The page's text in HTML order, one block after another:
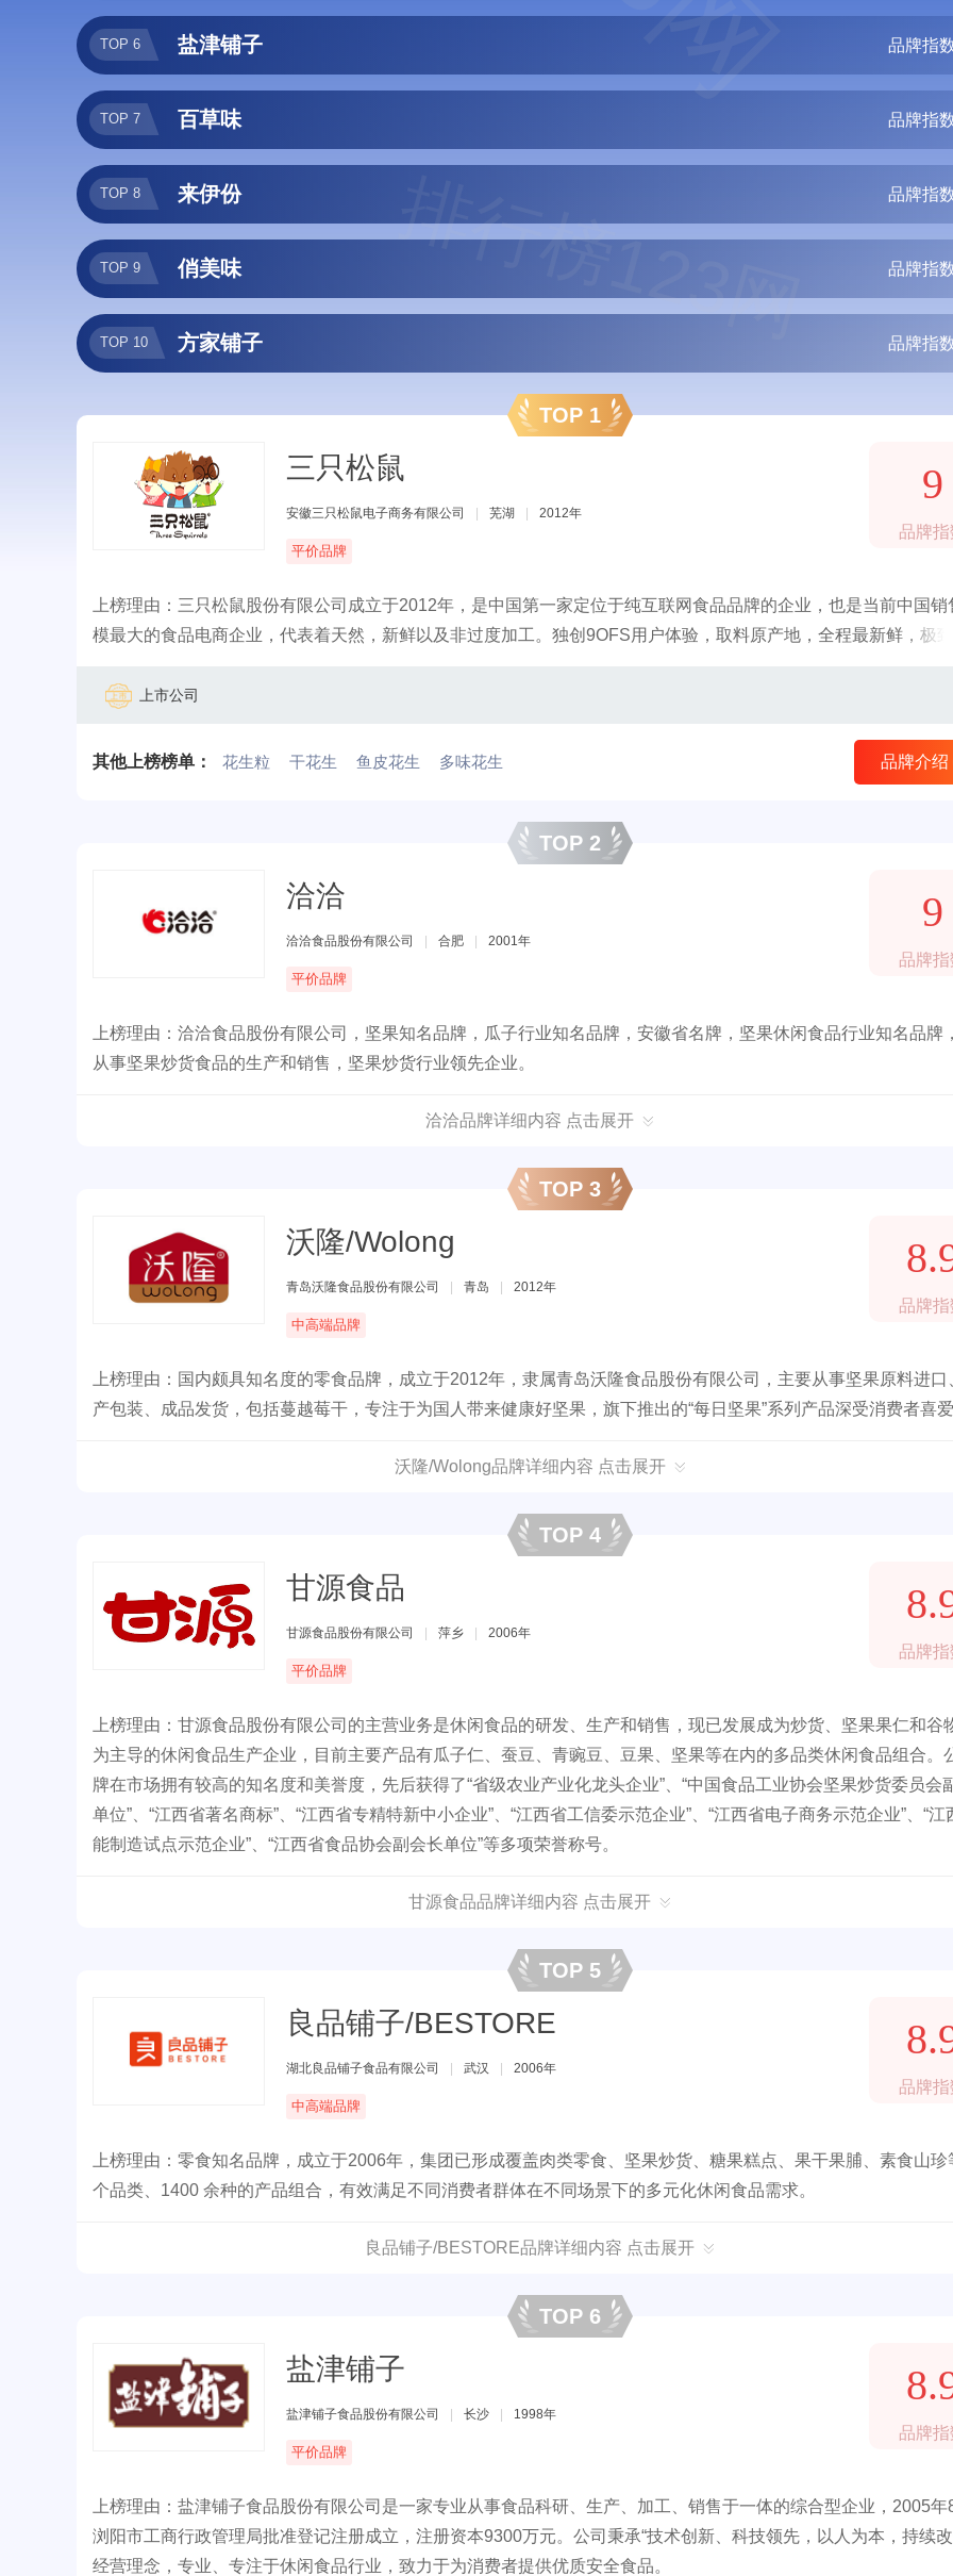
TOP 6 盐津铺子 品牌指
TOP 7 百草味 品牌指
TOP 8 来伊份 品牌指
TOP 9 俏美味 品牌指
TOP 10 方家铺子 品牌指
TOP 1
三只松鼠
安徽三只松鼠电子商务有限公司 芜湖 2012年
平价品牌
9
品牌指
上榜理由：三只松鼠股份有限公司成立于2012年，是中国第一家定位于纯互联网食品品牌的企业，也是当前中国销
模最大的食品电商企业，代表着天然，新鲜以及非过度加工。独创9OFS用户体验，取料原产地，全程最新鲜，极
上市公司
其他上榜榜单： 花生粒 干花生 鱼皮花生 多味花生 品牌介绍
TOP 2
洽洽
洽洽食品股份有限公司 合肥 2001年
平价品牌
9
品牌指
上榜理由：洽洽食品股份有限公司，坚果知名品牌，瓜子行业知名品牌，安徽省名牌，坚果休闲食品行业知名品牌
从事坚果炒货食品的生产和销售，坚果炒货行业领先企业。
洽洽品牌详细内容 点击展开
TOP 3
沃隆/Wolong
青岛沃隆食品股份有限公司 青岛 2012年
中高端品牌
品牌指
上榜理由：国内颇具知名度的零食品牌，成立于2012年，隶属青岛沃隆食品股份有限公司，主要从事坚果原料进口
产包装、成品发货，包括蔓越莓干，专注于为国人带来健康好坚果，旗下推出的“每日坚果”系列产品深受消费者喜爱
沃隆/Wolong品牌详细内容 点击展开
TOP 4
甘源食品
甘源食品股份有限公司 萍乡 2006年
平价品牌
品牌指
上榜理由：甘源食品股份有限公司的主营业务是休闲食品的研发、生产和销售，现已发展成为炒货、坚果果仁和谷
为主导的休闲食品生产企业，目前主要产品有瓜子仁、蚕豆、青豌豆、豆果、坚果等在内的多品类休闲食品组合。
牌在市场拥有较高的知名度和美誉度，先后获得了“省级农业产业化龙头企业”、“中国食品工业协会坚果炒货委员会
单位”、“江西省著名商标”、“江西省专精特新中小企业”、“江西省工信委示范企业”、“江西省电子商务示范企业”、“江
能制造试点示范企业”、“江西省食品协会副会长单位”等多项荣誉称号。
甘源食品品牌详细内容 点击展开
TOP 5
良品铺子/BESTORE
湖北良品铺子食品有限公司 武汉 2006年
中高端品牌
品牌指
上榜理由：零食知名品牌，成立于2006年，集团已形成覆盖肉类零食、坚果炒货、糖果糕点、果干果脯、素食山珍
个品类、1400 余种的产品组合，有效满足不同消费者群体在不同场景下的多元化休闲食品需求。
良品铺子/BESTORE品牌详细内容 点击展开
TOP 6
盐津铺子
盐津铺子食品股份有限公司 长沙 1998年
平价品牌
品牌指
上榜理由：盐津铺子食品股份有限公司是一家专业从事食品科研、生产、加工、销售于一体的综合型企业，2005年
浏阳市工商行政管理局批准登记注册成立，注册资本9300万元。公司秉承“技术创新、科技领先，以人为本，持续改
经营理念，专业、专注于休闲食品行业，致力于为消费者提供优质安全食品。
排行榜123网